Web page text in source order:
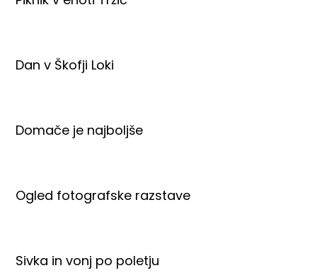
Dan v Škofji Loki
Domače je najboljše
Ogled fotografske razstave
Sivka in vonj po poletju